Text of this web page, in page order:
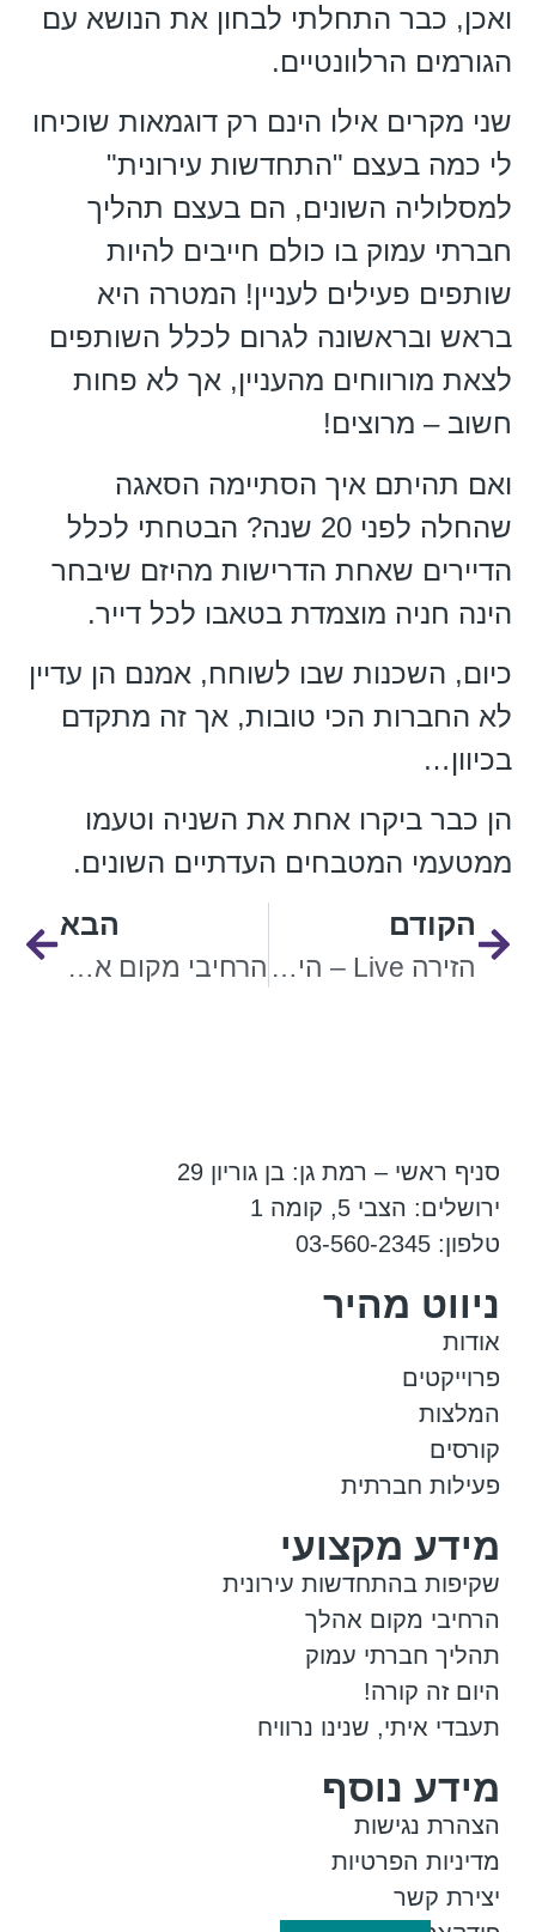
ואכן, כבר התחלתי לבחון את הנושא עם
הגורמים הרלוונטיים.
שני מקרים אילו הינם רק דוגמאות שוכיחו
לי כמה בעצם "התחדשות עירונית"
למסלוליה השונים, הם בעצם תהליך
חברתי עמוק בו כולם חייבים להיות
שותפים פעילים לעניין! המטרה היא
בראש ובראשונה לגרום לכלל השותפים
לצאת מורווחים מהעניין, אך לא פחות
חשוב – מרוצים!
ואם תהיתם איך הסתיימה הסאגה
שהחלה לפני 20 שנה? הבטחתי לכלל
הדיירים שאחת הדרישות מהיזם שיבחר
הינה חניה מוצמדת בטאבו לכל דייר.
כיום, השכנות שבו לשוחח, אמנם הן עדיין
לא החברות הכי טובות, אך זה מתקדם
בכיוון…
הן כבר ביקרו אחת את השניה וטעמו
ממטעמי המטבחים העדתיים השונים.
הקודם
הזירה Live – היום זה קורה!
הבא
הרחיבי מקום אהלך
סניף ראשי – רמת גן: בן גוריון 29
ירושלים: הצבי 5, קומה 1
טלפון: 03-560-2345
ניווט מהיר
אודות
פרוייקטים
המלצות
קורסים
פעילות חברתית
מידע מקצועי
שקיפות בהתחדשות עירונית
הרחיבי מקום אהלך
תהליך חברתי עמוק
היום זה קורה!
תעבדי איתי, שנינו נרוויח
מידע נוסף
הצהרת נגישות
מדיניות הפרטיות
יצירת קשר